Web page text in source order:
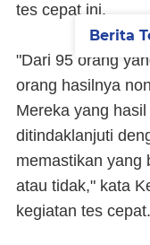
tes cepat ini.
"Dari 95 orang
orang hasilnya
Mereka yang
ditindaklanjuti
memastikan yang
atau tidak," kata
kegiatan tes cepat.
Berita